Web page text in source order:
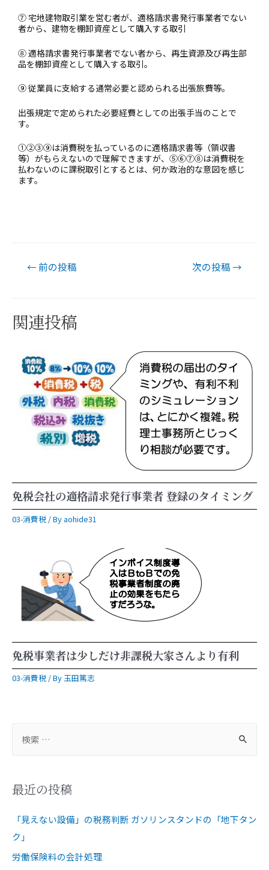
⑦ 宅地建物取引業を営む者が、適格請求書発行事業者でない
者から、建物を棚卸資産として購入する取引
⑧ 適格請求書発行事業者でない者から、再生資源及び再生部
品を棚卸資産として購入する取引。
⑨ 従業員に支給する通常必要と認められる出張旅費等。
出張規定で定められた必要経費としての出張手当のことで
す。
①②③⑨は消費税を払っているのに適格請求書等（領収書
等）がもらえないので理解できますが、⑤⑥⑦⑧は消費税を
払わないのに課税取引とするとは、何か政治的な意図を感じ
ます。
← 前の投稿 次の投稿→
関連投稿
免税会社の適格請求発行事業者 登録のタイミング
03-消費税 / By aohide31
免税事業者は少しだけ非課税大家さんより有利
03-消費税 / By玉田篤志
最近の投稿
「見えない設備」の税務判断 ガソリンスタンドの「地下タン
ク」
労働保険料の会計処理